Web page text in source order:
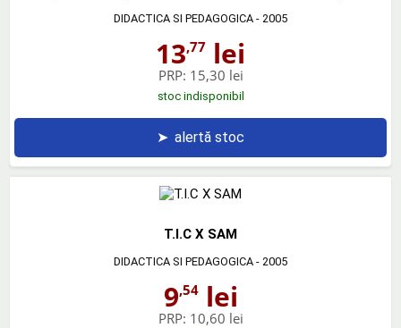
DIDACTICA SI PEDAGOGICA - 2005
13,77 lei
PRP: 15,30 lei
stoc indisponibil
➤ alertă stoc
T.I.C X SAM
DIDACTICA SI PEDAGOGICA - 2005
9,54lei
PRP: 10,60 lei